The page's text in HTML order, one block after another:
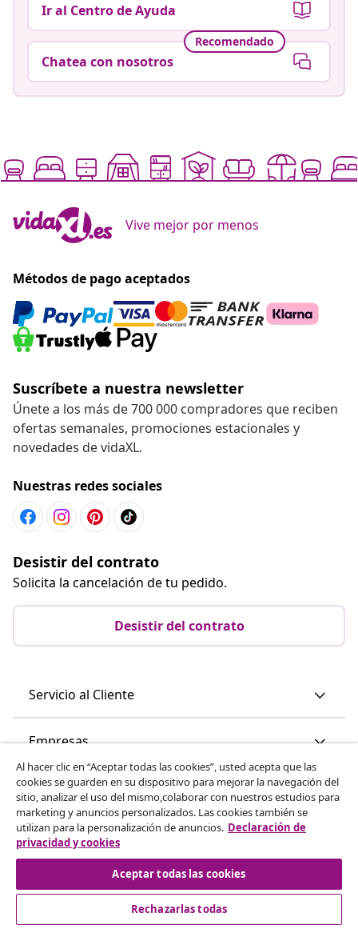
Ir al Centro de Ayuda
Recomendado
Chatea con nosotros
Vive mejor por menos
Métodos de pago aceptados
Suscríbete a nuestra newsletter
Únete a los más de 700 000 compradores que reciben
ofertas semanales, promociones estacionales y
novedades de vidaXL.
Nuestras redes sociales
Desistir del contrato
Solicita la cancelación de tu pedido.
Desistir del contrato
Servicio al Cliente
Empresas
vidaXL
Descubre mas
Al hacer clic en “Aceptar todas las cookies”, usted acepta que las
cookies se guarden en su dispositivo para mejorar la navegación del
sitio, analizar el uso del mismo,colaborar con nuestros estudios para
marketing y anuncios personalizados. Las cookies también se
utilizan para la personalización de anuncios. Declaración de
privacidad y cookies
Aceptar todas las cookies
Rechazarlas todas